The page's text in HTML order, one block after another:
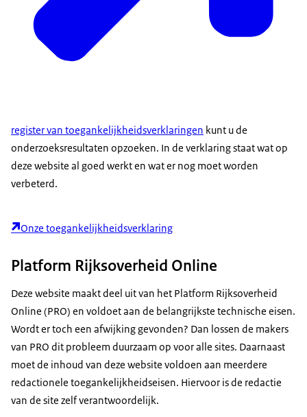
register van toegankelijkheidsverklaringen kunt u de
onderzoeksresultaten opzoeken. In de verklaring staat wat op
deze website al goed werkt en wat er nog moet worden
verbeterd.
Onze toegankelijkheidsverklaring
Platform Rijksoverheid Online
Deze website maakt deel uit van het Platform Rijksoverheid
Online (PRO) en voldoet aan de belangrijkste technische eisen.
Wordt er toch een afwijking gevonden? Dan lossen de makers
van PRO dit probleem duurzaam op voor alle sites. Daarnaast
moet de inhoud van deze website voldoen aan meerdere
redactionele toegankelijkheidseisen. Hiervoor is de redactie
van de site zelf verantwoordelijk.